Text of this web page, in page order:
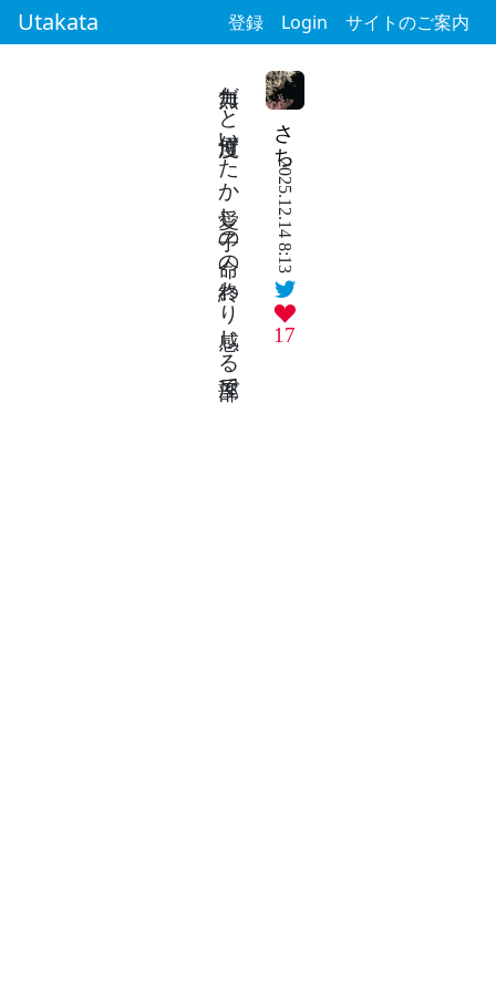
Utakata 登録 Login サイトのご案内
さち
2025.12.14 8:13
17
無力だと何度泣いたか愛し子の命の終わり感じる部屋で